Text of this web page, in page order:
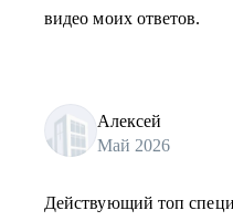
видео моих ответов.
Алексей
Май 2026
Действующий топ